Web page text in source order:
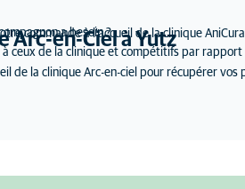
Arc-en-Ciel à Yutz
a besoin ?
commande à l'accueil de la clinique
de la clinique et compétitifs par rapport
de la clinique Arc-en-ciel pour récupérer